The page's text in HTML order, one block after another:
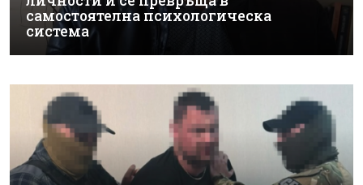
самостоятелна психологическа
система